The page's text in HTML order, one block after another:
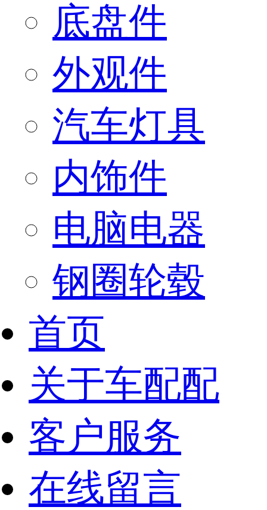
底盘件
外观件
汽车灯具
内饰件
电脑电器
钢圈轮毂
首页
关于车配配
客户服务
在线留言